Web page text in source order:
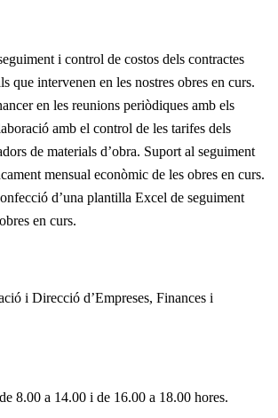
i control de costos dels contractes
que intervenen en les nostres obres en curs.
en les reunions periòdiques amb els
amb el control de les tarifes dels
de materials d’obra. Suport al seguiment
mensual econòmic de les obres en curs.
d’una plantilla Excel de seguiment
en curs.
i Direcció d’Empreses, Finances i
8.00 a 14.00 i de 16.00 a 18.00 hores.